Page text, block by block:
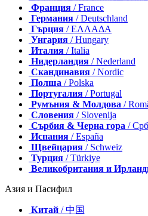
Франция / France
Германия / Deutschland
Гърция / ΕΛΛΑΔΑ
Унгария / Hungary
Италия / Italia
Нидерландия / Nederland
Скандинавия / Nordic
Полша / Polska
Португалия / Portugal
Румъния & Молдова /
Словения / Slovenija
Сърбия & Черна гора /
Испания / España
Щвейцария / Schweiz
Турция / Türkiye
Великобритания и
Азия и Пасифил
Китай / 中国